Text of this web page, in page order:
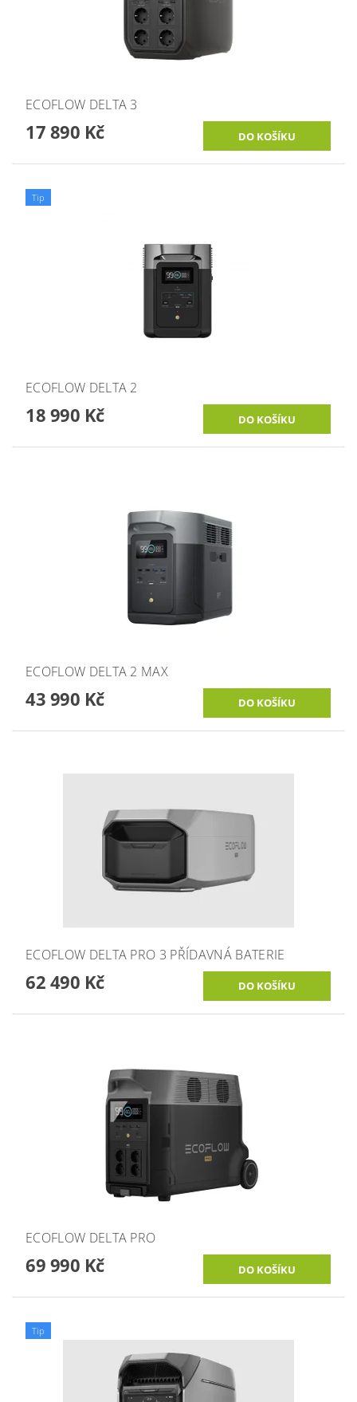
ECOFLOW DELTA 3
17 890 Kč
Tip
ECOFLOW DELTA 2
18 990 Kč
ECOFLOW DELTA 2 MAX
43 990 Kč
ECOFLOW DELTA PRO 3 PŘÍDAVNÁ BATERIE
62 490 Kč
ECOFLOW DELTA PRO
69 990 Kč
Tip